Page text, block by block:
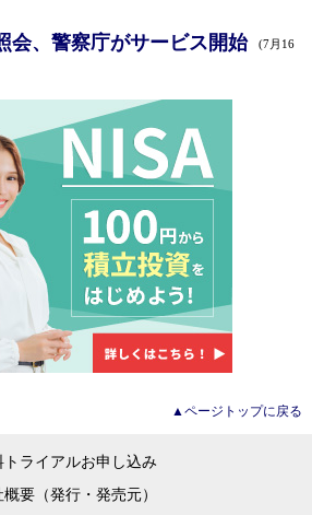
会、警察庁がサービス開始
(7月16
▲ページトップに戻る
トライアルお申し込み
概要（発行・発売元）